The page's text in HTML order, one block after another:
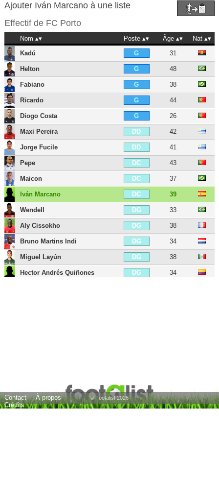
Ajouter Iván Marcano à une liste
Effectif de FC Porto
Nom Poste Âge
Nat
Kadú
G 31
Helton G 48
Fabiano G 38
Ricardo G 44
Diogo Costa G 26
Maxi Pereira DD 42
Jorge Fucile DD 41
Pepe DC 43
Maicon DC 37
Iván Marcano DC 39
Wendell DG 33
Aly Cissokho DG 38
Bruno Martins Indi DG 34
Miguel Layún DG 38
Hector Andrés Quiñones DG 34
Alberto Bueno ATT 38
Contact
À propos
Crédits
© Footalist 2026